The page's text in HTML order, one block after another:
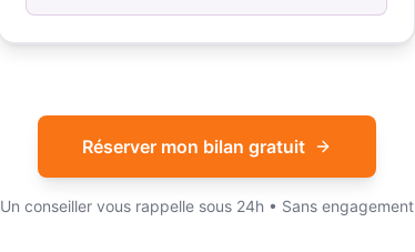
Réserver mon bilan gratuit
Un conseiller vous rappelle sous 24h • Sans engagement